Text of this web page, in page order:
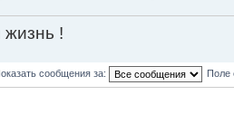
!
сообщения за: Поле